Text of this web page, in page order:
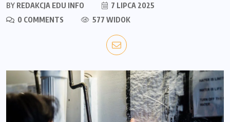
BY REDAKCJA EDU INFO
7 LIPCA 2025
0 COMMENTS
577 WIDOK